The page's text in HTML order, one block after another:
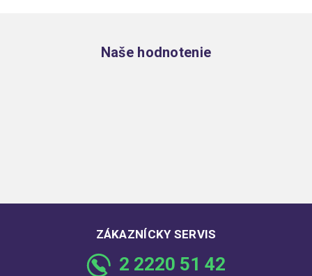
Naše hodnotenie
ZÁKAZNÍCKY SERVIS
2 2220 51 42